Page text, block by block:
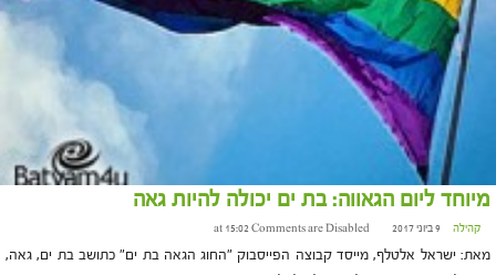
מיוחד ליום הגאווה: בת ים יכולה להיות גאה
קהילה 9 ביוני 2017 at 15:02 Comments are Disabled
מאת: ישראל אלטלף, מייסד קבוצה הפייסבוק "החוג הגאה בת ים" כתושב בת ים, גאה,